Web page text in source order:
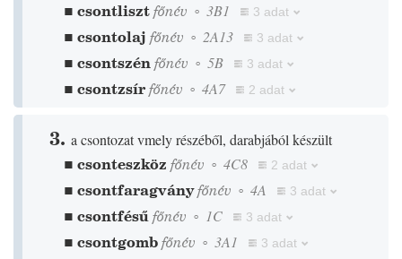
▪ csontlisztfőnév ◦ 3B1 3 adat
▪ csontolaj főnév ◦ 2A13 3 adat
▪ csontszénfőnév ◦ 5B 3 adat
▪ csontzsírfőnév ◦ 4A7 2 adat
3. a csontozat vmely részéből, darabjából készült
▪ csonteszköz főnév ◦ 4C8 2 adat
▪ csontfaragványfőnév ◦ 4A 3 adat
▪ csontfésűfőnév ◦ 1C 3 adat
▪ csontgombfőnév ◦ 3A1 3 adat